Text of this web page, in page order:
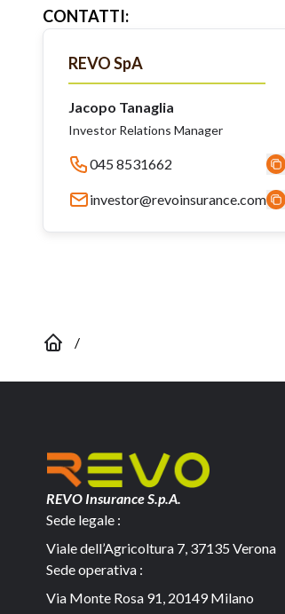
CONTATTI:
REVO SpA
Jacopo Tanaglia
Investor Relations Manager
045 8531662
investor@revoinsurance.com
/
REVO Insurance S.p.A.
Sede legale :
Viale dell’Agricoltura 7, 37135 Verona
Sede operativa :
Via Monte Rosa 91, 20149 Milano